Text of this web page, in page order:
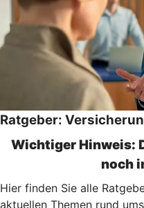
Ratgeber:
Wichtiger Hinweis:
noch
Hier finden Sie alle
aktuellen Themen rund